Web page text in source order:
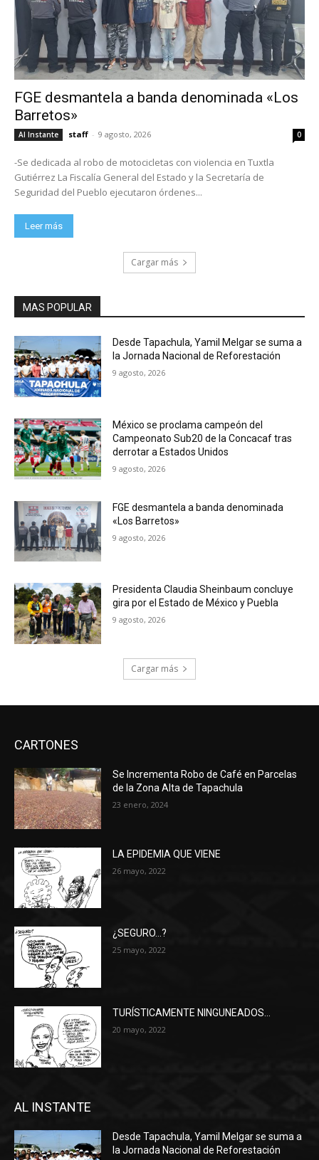
FGE desmantela a banda denominada «Los
Barretos»
Al Instante staff - 9 agosto, 2026 0
-Se dedicada al robo de motocicletas con violencia en Tuxtla
Gutiérrez La Fiscalía General del Estado y la Secretaría de
Seguridad del Pueblo ejecutaron órdenes...
Leer más
Cargar más
MAS POPULAR
Desde Tapachula, Yamil Melgar se suma a
la Jornada Nacional de Reforestación
9 agosto, 2026
México se proclama campeón del
Campeonato Sub20 de la Concacaf tras
derrotar a Estados Unidos
9 agosto, 2026
FGE desmantela a banda denominada
«Los Barretos»
9 agosto, 2026
Presidenta Claudia Sheinbaum concluye
gira por el Estado de México y Puebla
9 agosto, 2026
Cargar más
CARTONES
Se Incrementa Robo de Café en Parcelas
de la Zona Alta de Tapachula
23 enero, 2024
LA EPIDEMIA QUE VIENE
26 mayo, 2022
¿SEGURO…?
25 mayo, 2022
TURÍSTICAMENTE NINGUNEADOS…
20 mayo, 2022
AL INSTANTE
Desde Tapachula, Yamil Melgar se suma a
la Jornada Nacional de Reforestación